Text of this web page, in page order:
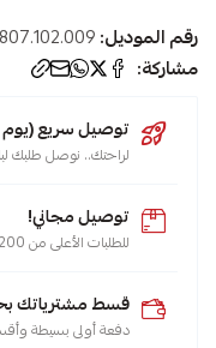
رقم الموديل:807.102.009 الوسوم:
كهرباء
صواب
مكيفات
مشاركة:
توصيل سريع (يوم - 4
لراحتك.. نوصل طلبك لباب بيتك
توصيل مجاني!
للطلبات الأعلى من 200 ريال لجميع مناطق المملكة
قسط مشترياتك بحد
دفعة أولى بسيطة